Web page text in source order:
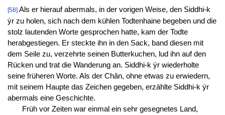
[58]Als er hierauf abermals, in der vorigen Weise, den Siddhi-k
ýr zu holen, sich nach dem kühlen Todtenhaine begeben und die
stolz lautenden Worte gesprochen hatte, kam der Todte
herabgestiegen. Er steckte ihn in den Sack, band diesen mit
dem Seile zu, verzehrte seinen Butterkuchen, lud ihn auf den
Rücken und trat die Wanderung an. Siddhi-k ýr wiederholte
seine früheren Worte. Als der Chân, ohne etwas zu erwiedern,
mit seinem Haupte das Zeichen gegeben, erzählte Siddhi-k ýr
abermals eine Geschichte.
Früh vor Zeiten war einmal ein sehr gesegnetes Land,